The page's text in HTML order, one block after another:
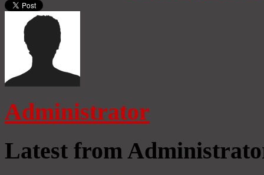
Administrator
Latest from